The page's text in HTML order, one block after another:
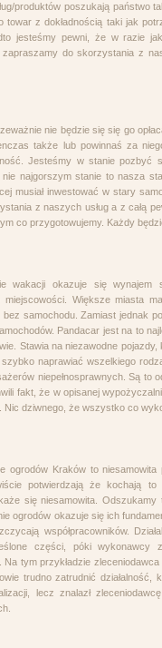
produktów poszukają państwo
z dokładnością taki jak
jesteśmy pewni, że w razie
do skorzystania z
nie będzie się się go
także lub powinnaś za
Jesteśmy w stanie pozbyć
najgorszym stanie to nasza
musiał inwestować w stary
z naszych usług a z całą
co przygotowujemy. Każdy
wakacji okazuje się wynajem
Większe miasta
samochodu. Zamiast jednak
Pandacar jest na to
Stawia na niezawodne pojazdy,
naprawiać wszelkiego
niepełnosprawnych. Są to
fakt, że w opisanej
dziwnego, że wszystko co
ogrodów Kraków to
potwierdzają że kochają
się niesamowita.
ogrodów okazuje się ich
współpracowników.
części, póki wykonawcy
tym przykładzie
trudno zatrudnić
lecz znalazł